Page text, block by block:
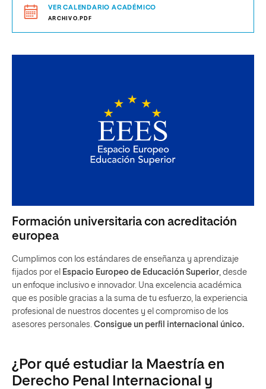
VER CALENDARIO ACADÉMICO
ARCHIVO.PDF
Formación universitaria con acreditación
europea
Cumplimos con los estándares de enseñanza y aprendizaje
fijados por el Espacio Europeo de Educación Superior, desde
un enfoque inclusivo e innovador. Una excelencia académica
que es posible gracias a la suma de tu esfuerzo, la experiencia
profesional de nuestros docentes y el compromiso de los
asesores personales. Consigue un perfil internacional único.
¿Por qué estudiar la Maestría en
Derecho Penal Internacional y